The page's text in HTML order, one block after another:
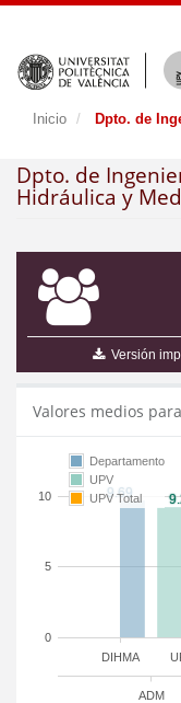
Inicio Dpto. de
Dpto. de
Hidráulica y
Versión
Valores medios
DIHMA
ADM
0
5
10
Departamento
UPV
UPV Total